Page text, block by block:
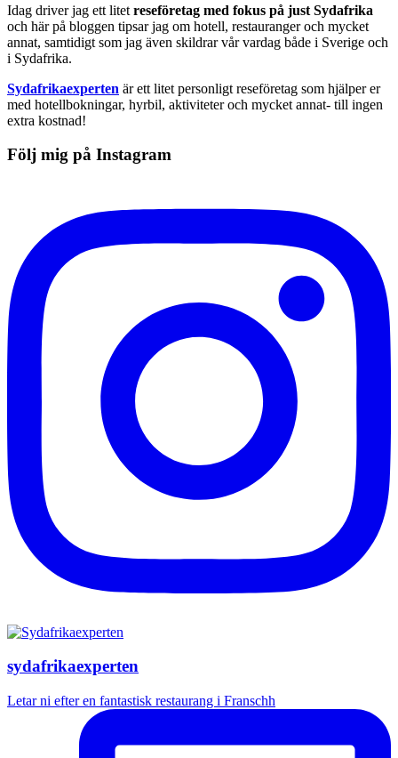
Idag driver jag ett litet reseföretag med fokus på just Sydafrika
och här på bloggen tipsar jag om hotell, restauranger och mycket
annat, samtidigt som jag även skildrar vår vardag både i Sverige och
i Sydafrika.
Sydafrikaexperten är ett litet personligt reseföretag som hjälper er
med hotellbokningar, hyrbil, aktiviteter och mycket annat- till ingen
extra kostnad!
Följ mig på Instagram
sydafrikaexperten
Letar ni efter en fantastisk restaurang i Franschh